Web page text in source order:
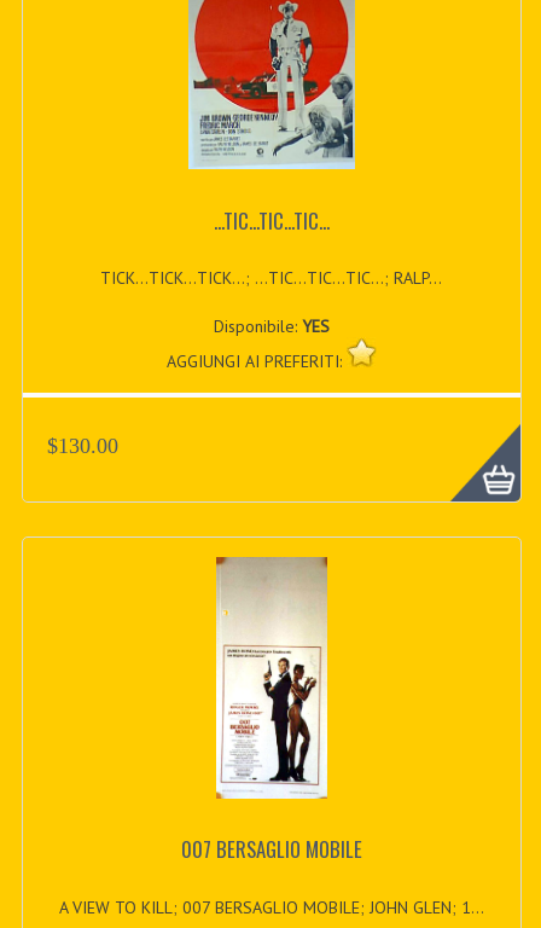
...TIC...TIC...TIC...
TICK...TICK...TICK...; ...TIC...TIC...TIC...; RALP...
Disponibile: YES
AGGIUNGI AI PREFERITI:
$130.00
007 BERSAGLIO MOBILE
A VIEW TO KILL; 007 BERSAGLIO MOBILE; JOHN GLEN; 1...